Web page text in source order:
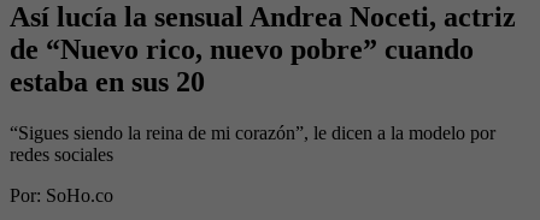
Así lucía la sensual Andrea Noceti, actriz
de “Nuevo rico, nuevo pobre” cuando
estaba en sus 20
“Sigues siendo la reina de mi corazón”, le dicen a la modelo por
redes sociales
Por: SoHo.co